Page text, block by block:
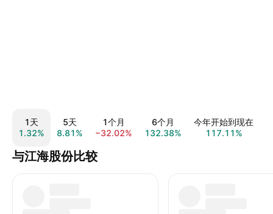
1天
1.32%
5天
8.81%
1个月
−32.02%
6个月
132.38%
今年开始到现在
117.11%
与江海股份比较